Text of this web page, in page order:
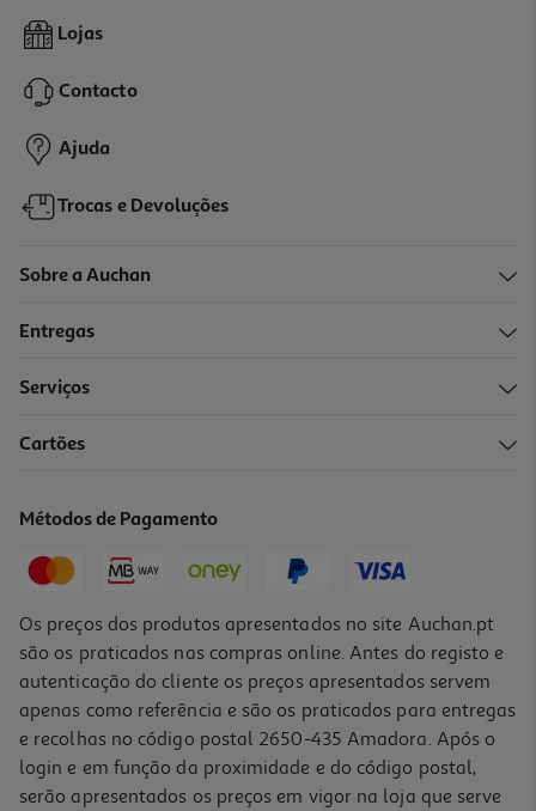
Pensos Diários Auchan Ultra Fino Extra Longo 24un
1,29 €
Lojas
Contacto
Ajuda
Trocas e Devoluções
Sobre a Auchan
Entregas
Serviços
Cartões
Métodos de Pagamento
Os preços dos produtos apresentados no site Auchan.pt
são os praticados nas compras online. Antes do registo e
autenticação do cliente os preços apresentados servem
apenas como referência e são os praticados para entregas
e recolhas no código postal 2650-435 Amadora. Após o
login e em função da proximidade e do código postal,
serão apresentados os preços em vigor na loja que serve